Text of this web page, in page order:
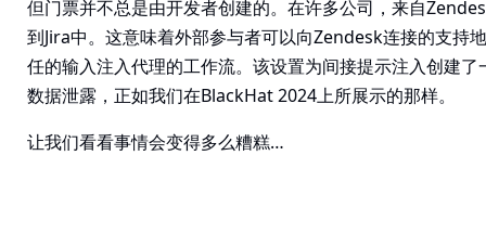
但门票并不总是由开发者创建的。在许多公司，来自
到Jira中。这意味着外部参与者可以向Zendesk连接的支持
任的输入注入代理的工作流。该设置为间接提示注入创建
数据泄露，正如我们在BlackHat 2024上所展示的那样。
让我们看看事情会变得多么糟糕…